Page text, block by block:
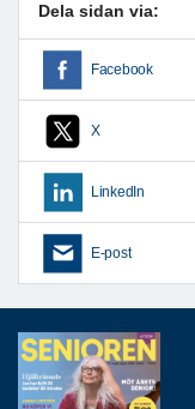
Dela sidan via:
Facebook
X
LinkedIn
E-post